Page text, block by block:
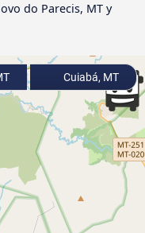
do Parecis, MT y
Cuiabá, MT